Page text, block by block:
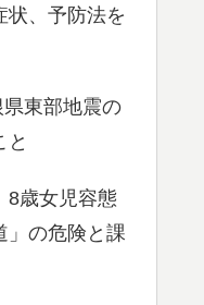
状、予防法を
東部地震の
と
8歳女児容態
」の危険と課